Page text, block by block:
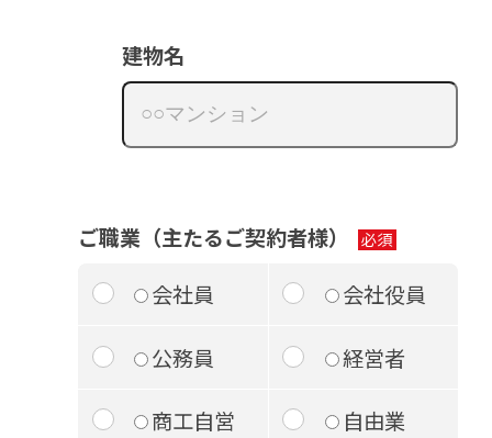
建物名
ご職業（主たるご契約者様）
会社員
会社役員
公務員 経営者
商工自営 自由業